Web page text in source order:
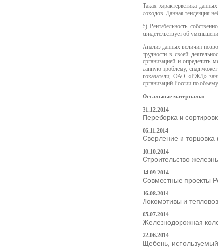
Такая характеристика
доходов. Данная тенденция
5) Рентабельность
свидетельствует об
Анализ данных величин
трудности в своей
организацией и определить
данную проблему, спад может
показатели, ОАО «РЖД»
организаций России по
Остальные материалы:
31.12.2014
Переборка и
06.11.2014
Сверление и торцовка
10.10.2014
Строительство
14.09.2014
Совместные проекты
16.08.2014
Локомотивы и
05.07.2014
Железнодорожная
22.06.2014
Щебень, используемый